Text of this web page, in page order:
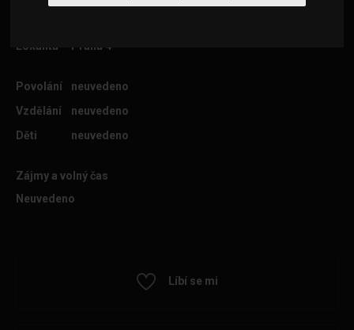
Lokalita
Praha 4
Povolání
neuvedeno
Vzdělání
neuvedeno
Děti
neuvedeno
Zájmy a volný čas
Neuvedeno
Líbí se mi